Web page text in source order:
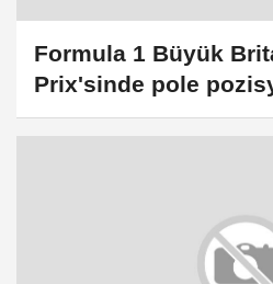
Formula 1 Büyük
Prix'sinde pole
Verstappen'in